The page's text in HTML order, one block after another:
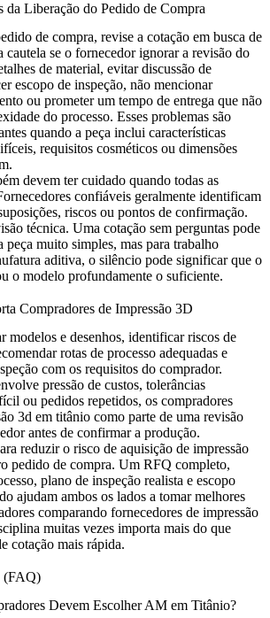
da Liberação do Pedido de Compra
de compra, revise a cotação em busca de
cautela se o fornecedor ignorar a revisão do
de material, evitar discussão de
escopo de inspeção, não mencionar
ou prometer um tempo de entrega que não
do processo. Esses problemas são
quando a peça inclui características
requisitos cosméticos ou dimensões
devem ter cuidado quando todas as
confiáveis geralmente identificam
riscos ou pontos de confirmação.
técnica. Uma cotação sem perguntas pode
peça muito simples, mas para trabalho
aditiva, o silêncio pode significar que o
o modelo profundamente o suficiente.
Compradores de Impressão 3D
modelos e desenhos, identificar riscos de
rotas de processo adequadas e
com os requisitos do comprador.
pressão de custos, tolerâncias
ou pedidos repetidos, os compradores
3d em titânio como parte de uma revisão
antes de confirmar a produção.
reduzir o risco de aquisição de impressão
pedido de compra. Um RFQ completo,
plano de inspeção realista e escopo
ajudam ambos os lados a tomar melhores
comparando fornecedores de impressão
muitas vezes importa mais do que
cotação mais rápida.
(FAQ)
Devem Escolher AM em Titânio?